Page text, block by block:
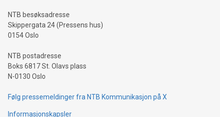
NTB besøksadresse
Skippergata 24 (Pressens hus)
0154 Oslo
NTB postadresse
Boks 6817 St. Olavs plass
N-0130 Oslo
Følg pressemeldinger fra NTB Kommunikasjon på X
Informasjonskapsler